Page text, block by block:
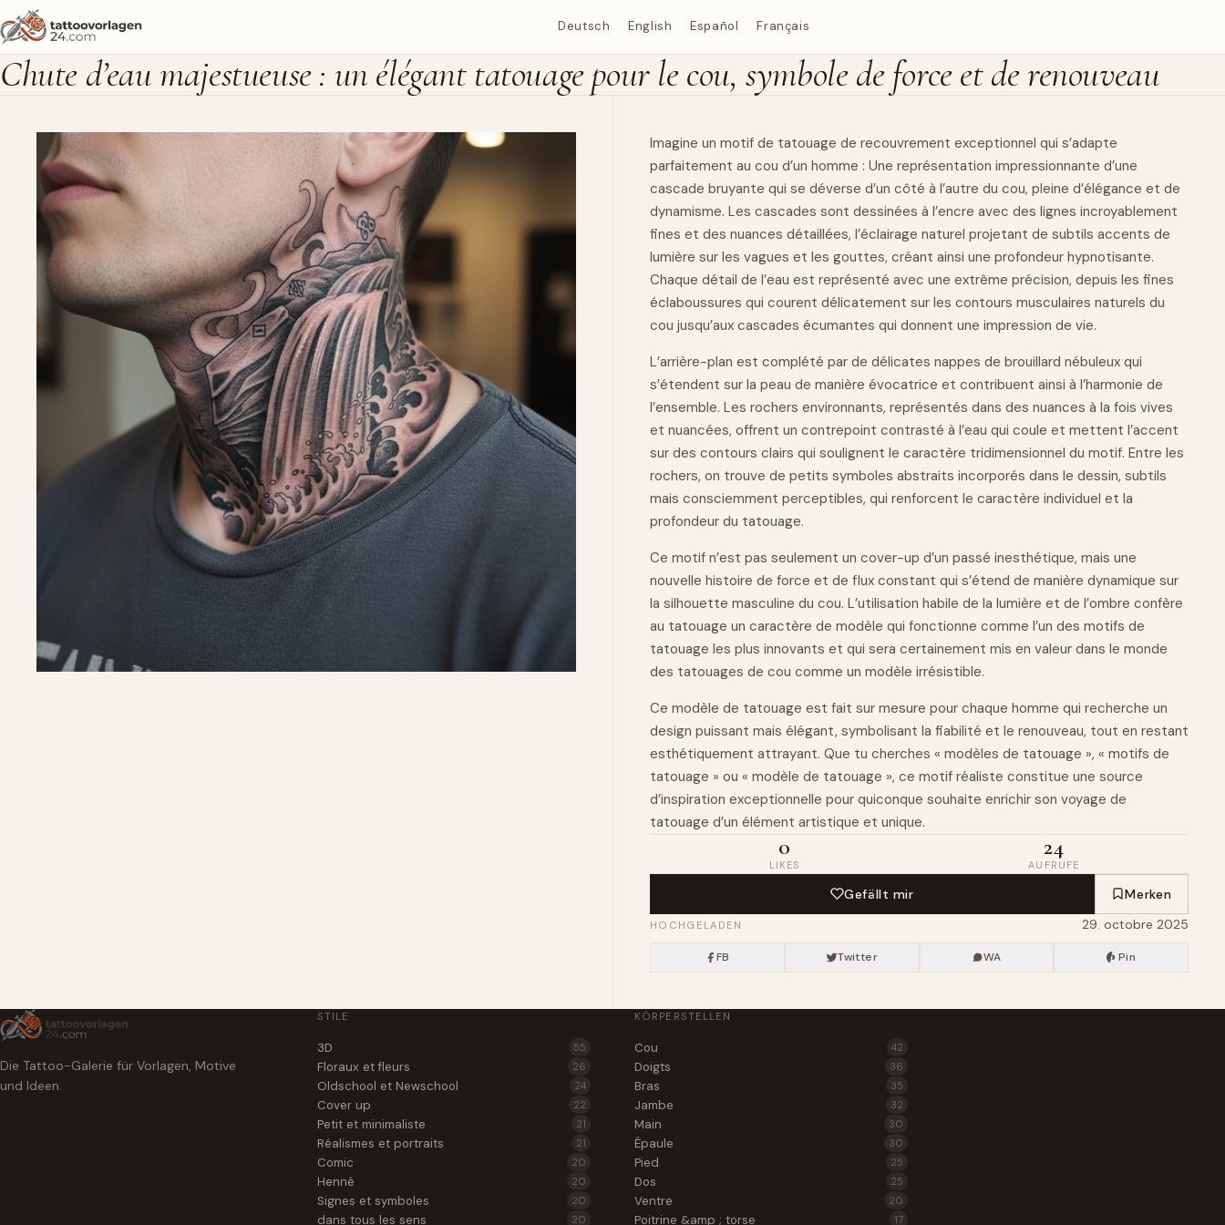
Deutsch English Español Français
Chute d’eau majestueuse : un élégant tatouage pour le cou, symbole de force et de renouveau
Imagine un motif de tatouage de recouvrement exceptionnel qui s’adapte
parfaitement au cou d’un homme : Une représentation impressionnante d’une
cascade bruyante qui se déverse d’un côté à l’autre du cou, pleine d’élégance et de
dynamisme. Les cascades sont dessinées à l’encre avec des lignes incroyablement
fines et des nuances détaillées, l’éclairage naturel projetant de subtils accents de
lumière sur les vagues et les gouttes, créant ainsi une profondeur hypnotisante.
Chaque détail de l’eau est représenté avec une extrême précision, depuis les fines
éclaboussures qui courent délicatement sur les contours musculaires naturels du
cou jusqu’aux cascades écumantes qui donnent une impression de vie.
L’arrière-plan est complété par de délicates nappes de brouillard nébuleux qui
s’étendent sur la peau de manière évocatrice et contribuent ainsi à l’harmonie de
l’ensemble. Les rochers environnants, représentés dans des nuances à la fois vives
et nuancées, offrent un contrepoint contrasté à l’eau qui coule et mettent l’accent
sur des contours clairs qui soulignent le caractère tridimensionnel du motif. Entre les
rochers, on trouve de petits symboles abstraits incorporés dans le dessin, subtils
mais consciemment perceptibles, qui renforcent le caractère individuel et la
profondeur du tatouage.
Ce motif n’est pas seulement un cover-up d’un passé inesthétique, mais une
nouvelle histoire de force et de flux constant qui s’étend de manière dynamique sur
la silhouette masculine du cou. L’utilisation habile de la lumière et de l’ombre confère
au tatouage un caractère de modèle qui fonctionne comme l’un des motifs de
tatouage les plus innovants et qui sera certainement mis en valeur dans le monde
des tatouages de cou comme un modèle irrésistible.
Ce modèle de tatouage est fait sur mesure pour chaque homme qui recherche un
design puissant mais élégant, symbolisant la fiabilité et le renouveau, tout en restant
esthétiquement attrayant. Que tu cherches « modèles de tatouage », « motifs de
tatouage » ou « modèle de tatouage », ce motif réaliste constitue une source
d’inspiration exceptionnelle pour quiconque souhaite enrichir son voyage de
tatouage d’un élément artistique et unique.
0
LIKES
24
AUFRUFE
Gefällt mir Merken
HOCHGELADEN 29. octobre 2025
FB Twitter WA Pin
Die Tattoo-Galerie für Vorlagen, Motive
und Ideen.
STILE
3D 55
Floraux et fleurs 26
Oldschool et Newschool 24
Cover up 22
Petit et minimaliste 21
Réalismes et portraits 21
Comic 20
Henné 20
Signes et symboles 20
dans tous les sens 20
KÖRPERSTELLEN
Cou 42
Doigts 36
Bras 35
Jambe 32
Main 30
Épaule 30
Pied 25
Dos 25
Ventre 20
Poitrine &amp ; torse 17